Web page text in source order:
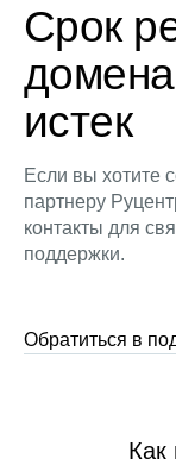
Срок
истек
Если вы хотите
партнеру
контакты для
поддержки.
Обратиться в
Как